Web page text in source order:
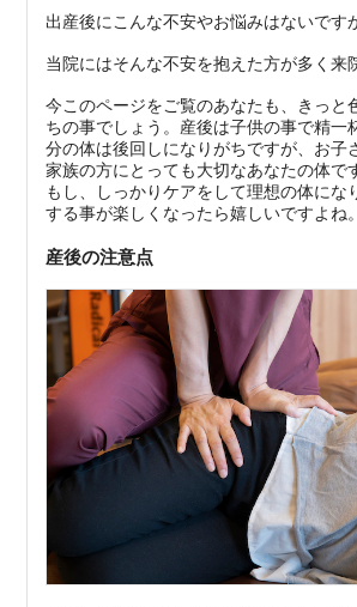
出産後にこんな不安やお悩みはないです
当院にはそんな不安を抱えた方が多く来
今このページをご覧のあなたも、きっと
ちの事でしょう。 産後は子供の事で精一
分の体は後回しになりがちですが、お子
家族の方にとっても大切なあなたの体で
もし、しっかりケアをして理想の体にな
する事が楽しくなったら嬉しいですよね。
産後の注意点